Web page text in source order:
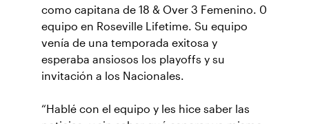
como capitana de 18 & Over 3 Femenino. 0
equipo en Roseville Lifetime. Su equipo
venía de una temporada exitosa y
esperaba ansiosos los playoffs y su
invitación a los Nacionales.
“Hablé con el equipo y les hice saber las